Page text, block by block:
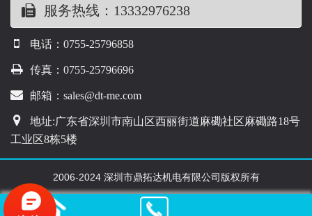
服务热线：13332976238
电话：0755-25796858
传真：0755-25796696
邮箱：sales@dt-me.com
地址:广东省深圳市南山区西丽街道麻磡社区麻磡路18号
工业区8栋5楼
2006-2024 深圳市鼎拓达机电有限公司版权所有